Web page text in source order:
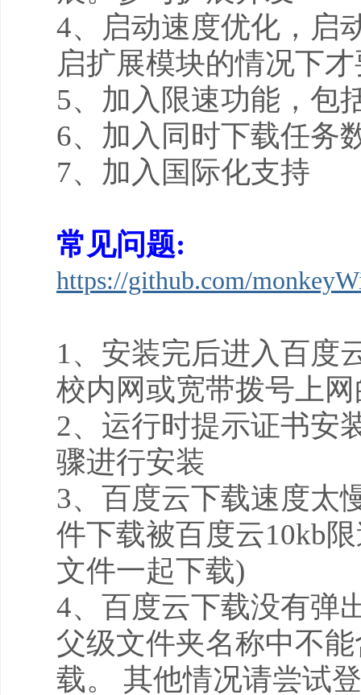
4、启动速度优化，启
启扩展模块的情况下
5、加入限速功能，包
6、加入同时下载任务
7、加入国际化支持
常见问题:
https://github.com/
1、安装完后进入百度
校内网或宽带拨号上
2、运行时提示证书安
骤进行安装
3、百度云下载速度太
件下载被百度云10kb
文件一起下载)
4、百度云下载没有弹
父级文件夹名称中不
载。 其他情况请尝试